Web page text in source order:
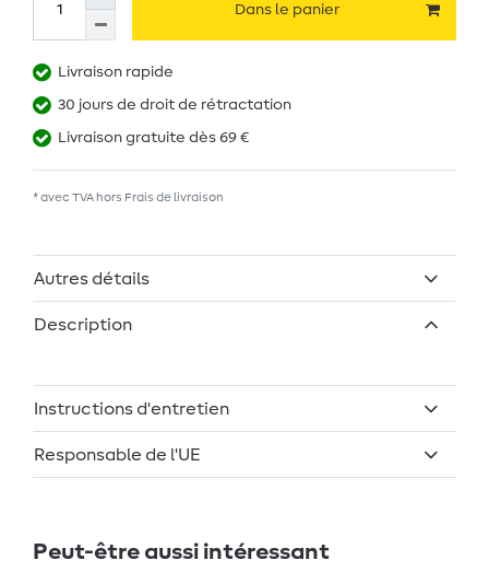
Dans le panier
Livraison rapide
30 jours de droit de rétractation
Livraison gratuite dès 69 €
* avec TVA hors Frais de livraison
Autres détails
Description
Instructions d'entretien
Responsable de l'UE
Peut-être aussi intéressant